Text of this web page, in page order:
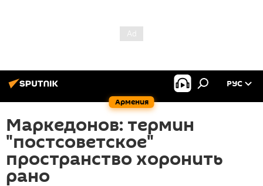
Армения
РУС
Маркедонов: термин
"постсоветское"
пространство хоронить
рано